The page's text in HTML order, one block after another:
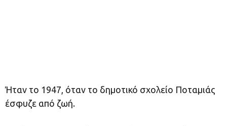
Ήταν το 1947, όταν το δημοτικό σχολείο Ποταμιάς
έσφυζε από ζωή.